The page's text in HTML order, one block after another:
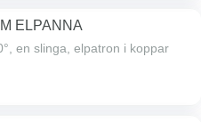
ELPANNA
en slinga, elpatron i koppar